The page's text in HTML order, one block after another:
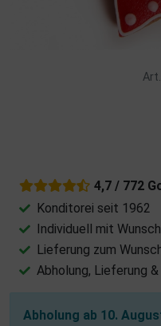
4,7 / 772
Konditorei seit 1962
Individuell mit
Lieferung zum
Abholung, Lieferung
Abholung ab 10.